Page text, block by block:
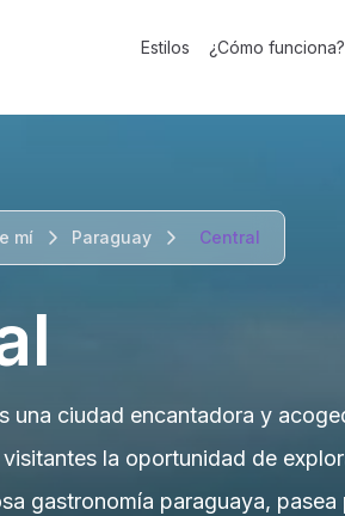
Estilos ¿Cómo funciona?
mí Paraguay Central
una ciudad encantadora y
la oportunidad de
gastronomía paraguaya,